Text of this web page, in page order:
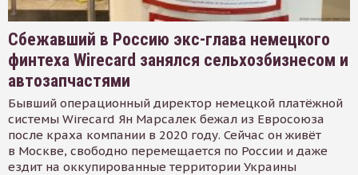
Сбежавший в Россию экс-глава немецкого
финтеха Wirecard занялся сельхозбизнесом и
автозапчастями
Бывший операционный директор немецкой платёжной
системы Wirecard Ян Марсалек бежал из Евросоюза
после краха компании в 2020 году. Сейчас он живёт
в Москве, свободно перемещается по России и даже
ездит на оккупированные территории Украины